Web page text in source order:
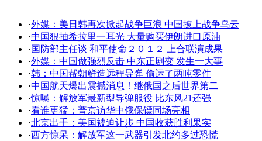
·外媒：美日韩再次掀起战争巨浪 中国披上战争乌云
·中国狠抽希拉里一耳光 大量购买伊朗进口原油
·国防部主任谈 和平使命２０１２ 上合联演成果
·外媒：中国做强烈反击 中东正剧变 发生一大事
·韩：中国帮朝鲜造远程导弹 偷运了两吨零件
·中国航天爆出震撼消息！继俄国之后世界第二
·惊曝：解放军最新型导弹服役 比东风21还强
·看谁更猛：普京访华中俄保镖同场亮相
·北京出手：美国被迫让步 中国收获胜利果实
·西方惊呆：解放军这一武器引发北约多过恐慌